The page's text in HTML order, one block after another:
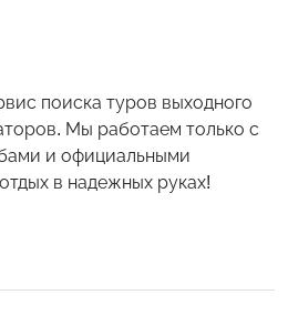
поиска туров выходного
Мы работаем только с
и официальными
в надежных руках!